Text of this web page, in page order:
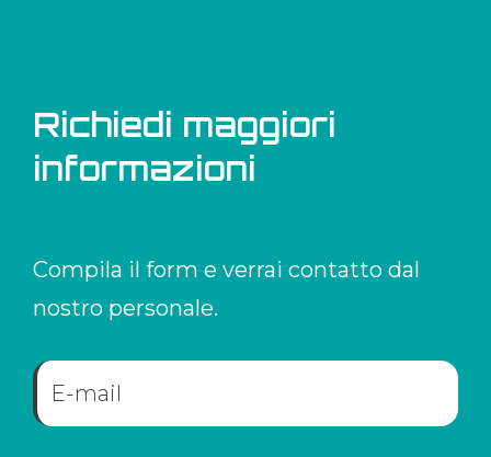
Richiedi maggiori
informazioni
Compila il form e verrai contatto dal
nostro personale.